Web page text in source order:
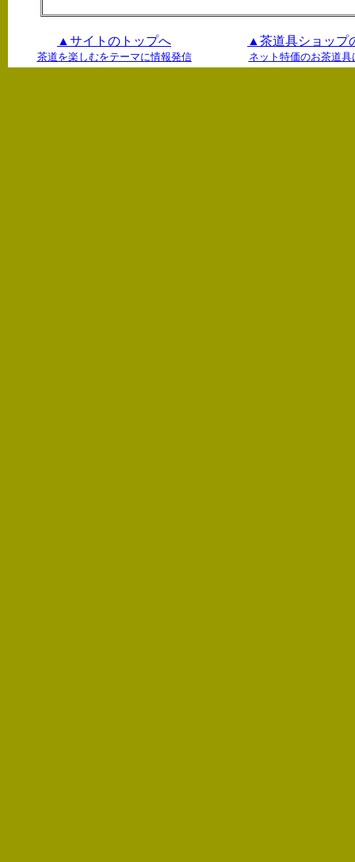
▲サイトのトップへ
茶道を楽しむをテーマに情報発信
▲茶道具ショップ
ネット特価のお茶道具